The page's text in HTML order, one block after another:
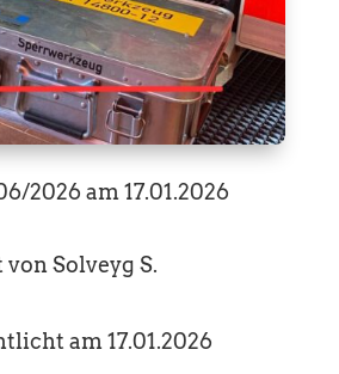
2026 am 17.01.2026
Solveyg S.
am 17.01.2026